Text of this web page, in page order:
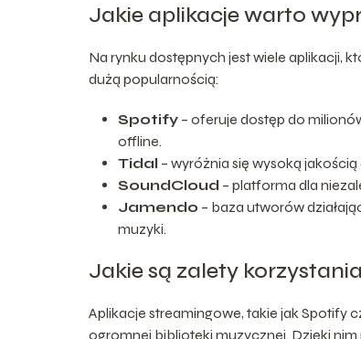
Jakie aplikacje warto
Na rynku dostępnych jest wiele aplikacji,
dużą popularnością:
Spotify – oferuje dostęp do
offline.
Tidal – wyróżnia się wysoką
SoundCloud – platforma dla
Jamendo – baza utworów
muzyki.
Jakie są zalety
Aplikacje streamingowe, takie jak Spotify
ogromnej biblioteki muzycznej. Dzięki